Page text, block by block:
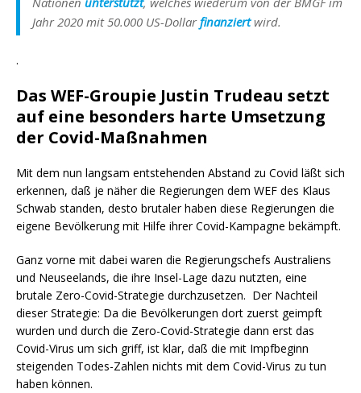
Jahr 2020 mit 50.000 US-Dollarfinanziertwird.
.
Das WEF-Groupie Justin Trudeau setzt
auf eine besonders harte Umsetzung
der Covid-Maßnahmen
Mit dem nun langsam entstehenden Abstand zu Covid läßt sich
erkennen, daß je näher die Regierungen dem WEF des Klaus
Schwab standen, desto brutaler haben diese Regierungen die
eigene Bevölkerung mit Hilfe ihrer Covid-Kampagne bekämpft.
Ganz vorne mit dabei waren die Regierungschefs Australiens
und Neuseelands, die ihre Insel-Lage dazu nutzten, eine
brutale Zero-Covid-Strategie durchzusetzen. Der Nachteil
dieser Strategie: Da die Bevölkerungen dort zuerst geimpft
wurden und durch die Zero-Covid-Strategie dann erst das
Covid-Virus um sich griff, ist klar, daß die mit Impfbeginn
steigenden Todes-Zahlen nichts mit dem Covid-Virus zu tun
haben können.